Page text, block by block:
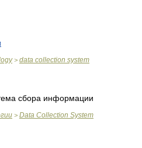
> data collection system
сбора информации
> Data Collection System